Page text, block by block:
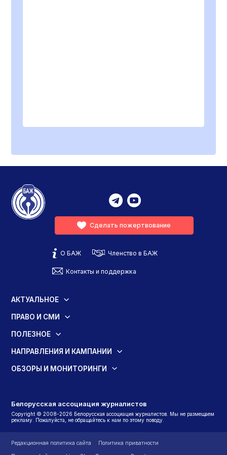
Сделать пожертвование
О БАЖ Членство в БАЖ
Контакты и поддержка
АКТУАЛЬНОЕ
ПРАВО И СМИ
ПОЛЕЗНОЕ
НАПРАВЛЕНИЯ И КАМПАНИИ
ОБЗОРЫ И МОНИТОРИНГИ
Белорусская ассоциация журналистов
Copyright © 2008-2026 Белорусская ассоциация журналистов. Мы не размещаем
рекламу. Пожалуйста, не обращайтесь к нам по этому поводу.
Редакционная политика сайта Политика приватности